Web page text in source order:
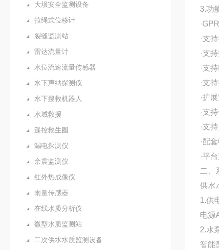
大坝安全监测设备
拉绳式位移计
裂缝监测站
雷达流量计
水位流速流量传感器
水下声纳探测仪
水下搜救机器人
水域救援
遥控救生圈
漏电探测仪
余震监测仪
红外热成像仪
雨量传感器
在线水质分析仪
微型水质监测站
二次供水水质监测设备
3.功
·支
·支
·支
·支
·扩
·支
·支
·配
·平
二、
供水
1.供
电源
2.水
智能